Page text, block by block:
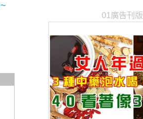
01廣告刊